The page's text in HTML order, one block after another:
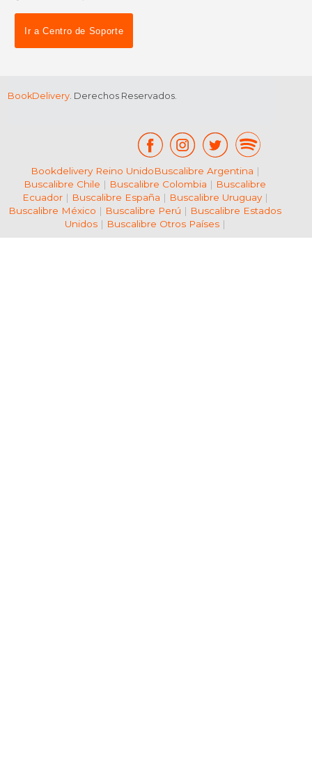
50%
dcto.
$ 38.76
$ 19.38
Ir a Centro de Soporte
BookDelivery. Derechos Reservados.
Bookdelivery Reino UnidoBuscalibre Argentina |
Buscalibre Chile | Buscalibre Colombia | Buscalibre
Ecuador| Buscalibre España | Buscalibre Uruguay|
Buscalibre México | Buscalibre Perú | Buscalibre Estados
Unidos| Buscalibre Otros Países|